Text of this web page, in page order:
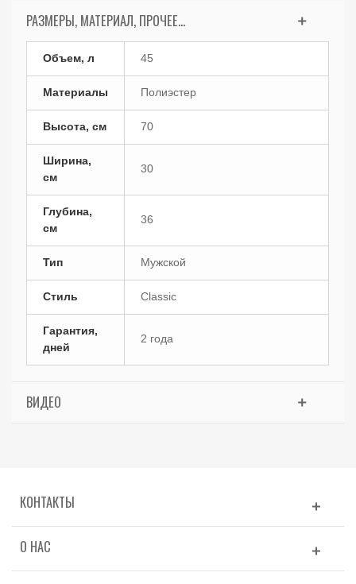
РАЗМЕРЫ, МАТЕРИАЛ, ПРОЧЕЕ...
Объем, л 45
Материалы Полиэстер
Высота, см 70
Ширина,
см
30
Глубина,
см
36
Тип Мужской
Стиль Classic
Гарантия,
дней
2 года
ВИДЕО
КОНТАКТЫ
О НАС